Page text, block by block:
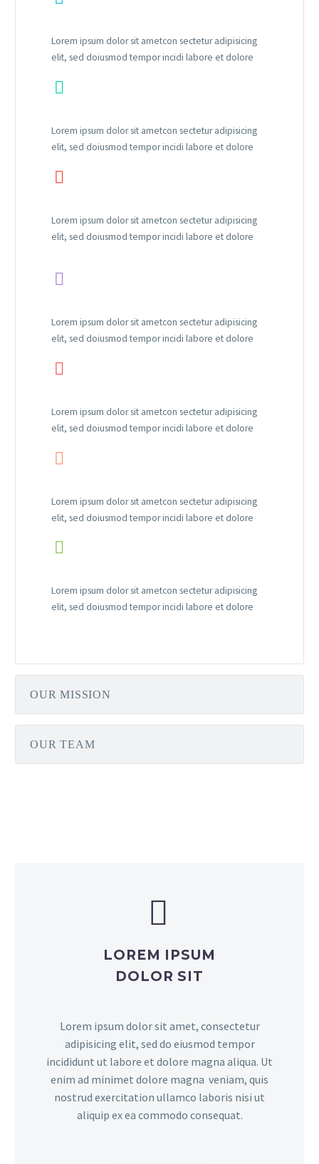
Lorem ipsum dolor sit ametcon sectetur adipisicing
elit, sed doiusmod tempor incidi labore et dolore


Lorem ipsum dolor sit ametcon sectetur adipisicing
elit, sed doiusmod tempor incidi labore et dolore


Lorem ipsum dolor sit ametcon sectetur adipisicing
elit, sed doiusmod tempor incidi labore et dolore


Lorem ipsum dolor sit ametcon sectetur adipisicing
elit, sed doiusmod tempor incidi labore et dolore


Lorem ipsum dolor sit ametcon sectetur adipisicing
elit, sed doiusmod tempor incidi labore et dolore


Lorem ipsum dolor sit ametcon sectetur adipisicing
elit, sed doiusmod tempor incidi labore et dolore


Lorem ipsum dolor sit ametcon sectetur adipisicing
elit, sed doiusmod tempor incidi labore et dolore
OUR MISSION
OUR TEAM


LOREM IPSUM
DOLOR SIT
Lorem ipsum dolor sit amet, consectetur
adipisicing elit, sed do eiusmod tempor
incididunt ut labore et dolore magna aliqua. Ut
enim ad minimet dolore magna veniam, quis
nostrud exercitation ullamco laboris nisi ut
aliquip ex ea commodo consequat.